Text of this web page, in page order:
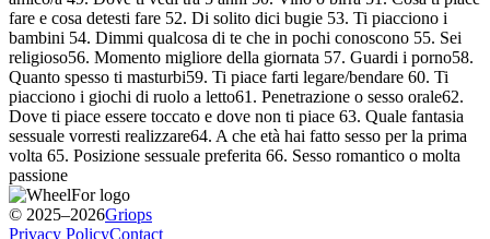
fare e cosa detesti fare 52. Di solito dici bugie 53. Ti piacciono i
bambini 54. Dimmi qualcosa di te che in pochi conoscono 55. Sei
religioso56. Momento migliore della giornata 57. Guardi i porno58.
Quanto spesso ti masturbi59. Ti piace farti legare/bendare 60. Ti
piacciono i giochi di ruolo a letto61. Penetrazione o sesso orale62.
Dove ti piace essere toccato e dove non ti piace 63. Quale fantasia
sessuale vorresti realizzare64. A che età hai fatto sesso per la prima
volta 65. Posizione sessuale preferita 66. Sesso romantico o molta
passione
© 2025–2026Griops
Privacy PolicyContact